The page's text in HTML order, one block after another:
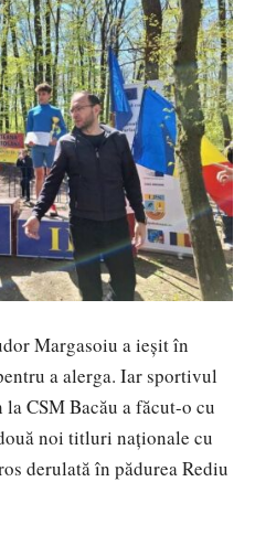
Margasoiu a ieșit în
a alerga. Iar sportivul
CSM Bacău a făcut-o cu
noi titluri naționale cu
derulată în pădurea Rediu